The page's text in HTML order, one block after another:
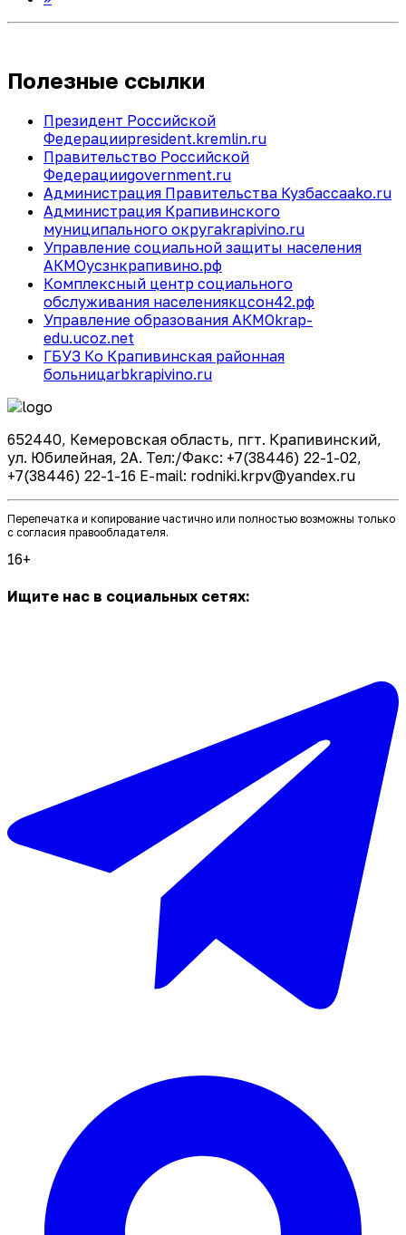
Полезные ссылки
Президент Российской
Федерацииpresident.kremlin.ru
Правительство Российской
Федерацииgovernment.ru
Администрация Правительства Кузбассаako.ru
Администрация Крапивинского
муниципального округаkrapivino.ru
Управление социальной защиты населения
АКМОусзнкрапивино.рф
Комплексный центр социального
обслуживания населениякцсон42.рф
Управление образования АКМОkrap-
edu.ucoz.net
ГБУЗ Ко Крапивинская районная
больницаrbkrapivino.ru
652440, Кемеровская область, пгт. Крапивинский,
ул. Юбилейная, 2А. Тел:/Факс: +7(38446) 22-1-02,
+7(38446) 22-1-16 E-mail: rodniki.krpv@yandex.ru
Перепечатка и копирование частично или полностью возможны только
с согласия правообладателя.
16+
Ищите нас в социальных сетях: